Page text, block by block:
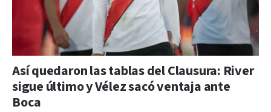
Así quedaron las tablas del Clausura: River
sigue último y Vélez sacó ventaja ante
Boca